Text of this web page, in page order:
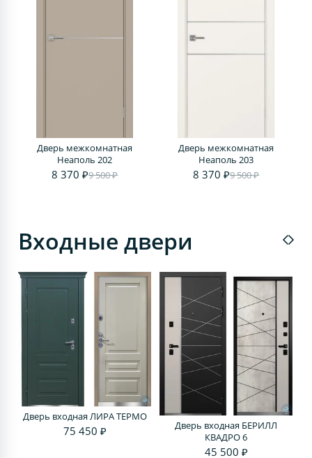
Дверь межкомнатная
Неаполь 202
8 370 ₽9 500 ₽
Дверь межкомнатная
Неаполь 203
8 370 ₽9 500 ₽
Входные двери
Дверь входная ЛИРА ТЕРМО
75 450 ₽
Дверь входная БЕРИЛЛ
КВАДРО 6
45 500 ₽